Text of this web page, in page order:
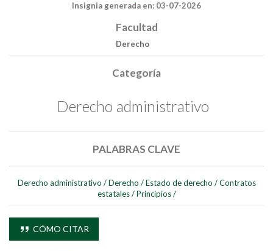
Insignia generada en: 03-07-2026
Facultad
Derecho
Categoría
Derecho administrativo
PALABRAS CLAVE
Derecho administrativo / Derecho / Estado de derecho / Contratos
estatales / Principios /
CÓMO CITAR